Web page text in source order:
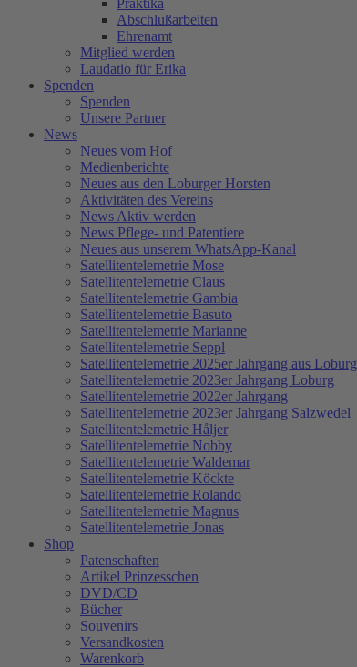
Praktika
Abschlußarbeiten
Ehrenamt
Mitglied werden
Laudatio für Erika
Spenden
Spenden
Unsere Partner
News
Neues vom Hof
Medienberichte
Neues aus den Loburger Horsten
Aktivitäten des Vereins
News Aktiv werden
News Pflege- und Patentiere
Neues aus unserem WhatsApp-Kanal
Satellitentelemetrie Mose
Satellitentelemetrie Claus
Satellitentelemetrie Gambia
Satellitentelemetrie Basuto
Satellitentelemetrie Marianne
Satellitentelemetrie Seppl
Satellitentelemetrie 2025er Jahrgang aus Loburg
Satellitentelemetrie 2023er Jahrgang Loburg
Satellitentelemetrie 2022er Jahrgang
Satellitentelemetrie 2023er Jahrgang Salzwedel
Satellitentelemetrie Håljer
Satellitentelemetrie Nobby
Satellitentelemetrie Waldemar
Satellitentelemetrie Köckte
Satellitentelemetrie Rolando
Satellitentelemetrie Magnus
Satellitentelemetrie Jonas
Shop
Patenschaften
Artikel Prinzesschen
DVD/CD
Bücher
Souvenirs
Versandkosten
Warenkorb